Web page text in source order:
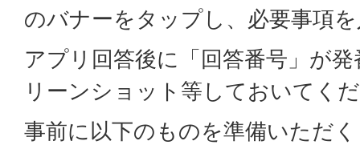
のバナーをタップし、必要事項
アプリ回答後に「回答番号」が
リーンショット等しておいてく
事前に以下のものを準備いただ